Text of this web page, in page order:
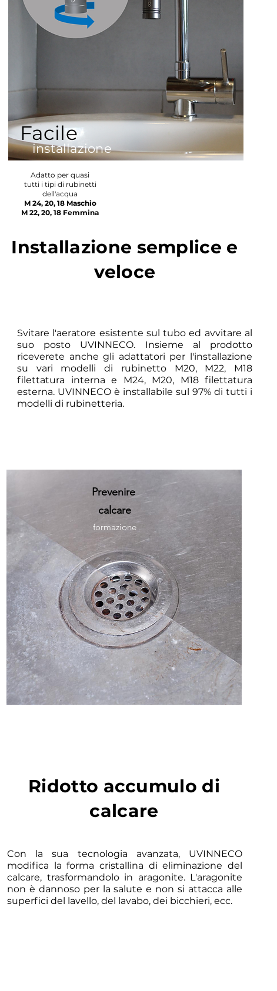
Adatto per quasi
tutti i tipi di rubinetti
dell'acqua
M 24, 20, 18 Maschio
M 22, 20, 18 Femmina
installazione
Facile
Installazione semplice e
veloce
Svitare l'aeratore esistente sul tubo ed avvitare al
suo posto UVINNECO. Insieme al prodotto
riceverete anche gli adattatori per l'installazione
su vari modelli di rubinetto M20, M22, M18
filettatura interna e M24, M20, M18 filettatura
esterna. UVINNECO è installabile sul 97% di tutti i
modelli di rubinetteria.
Prevenire
calcare
formazione
Ridotto accumulo di
calcare
Con la sua tecnologia avanzata, UVINNECO
modifica la forma cristallina di eliminazione del
calcare, trasformandolo in aragonite. L'aragonite
non è dannoso per la salute e non si attacca alle
superfici del lavello, del lavabo, dei bicchieri, ecc.